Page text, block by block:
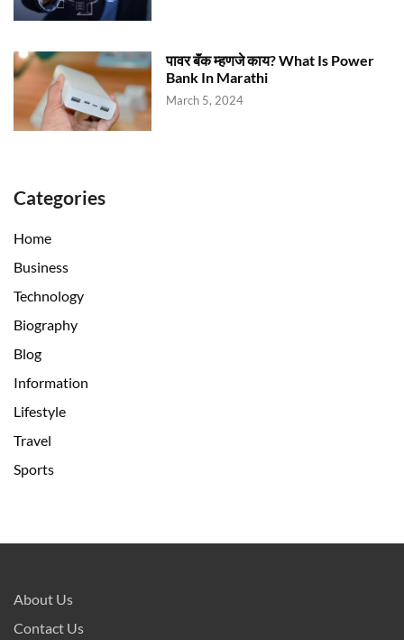
पावर बॅंक म्हणजे काय? What Is Power
Bank In Marathi
March 5, 2024
Categories
Home
Business
Technology
Biography
Blog
Information
Lifestyle
Travel
Sports
About Us
Contact Us